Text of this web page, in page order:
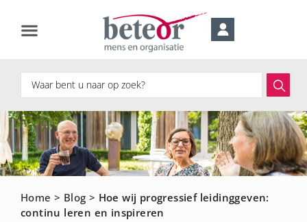
Home > Blog > Hoe wij progressief leidinggeven:
continu leren en inspireren